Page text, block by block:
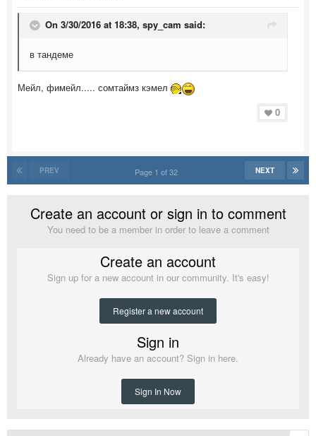
On 3/30/2016 at 18:38, spy_cam said:
в тандеме
Мейл, фимейл..... сомтаймз кэмел
0
PREV NEXT
Page 1 of 32
Create an account or sign in to comment
You need to be a member in order to leave a comment
Create an account
Sign up for a new account in our community. It's easy!
Register a new account
Sign in
Already have an account? Sign in here.
Sign In Now